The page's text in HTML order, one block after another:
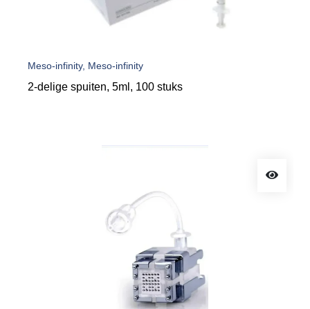
Meso-infinity, Meso-infinity
2-delige spuiten, 5ml, 100 stuks